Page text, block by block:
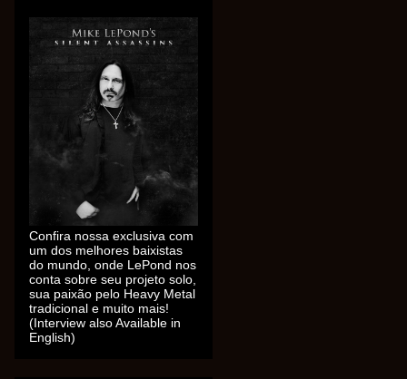
Confira nossa exclusiva com
um dos melhores baixistas
do mundo, onde LePond nos
conta sobre seu projeto solo,
sua paixão pelo Heavy Metal
tradicional e muito mais!
(Interview also Available in
English)